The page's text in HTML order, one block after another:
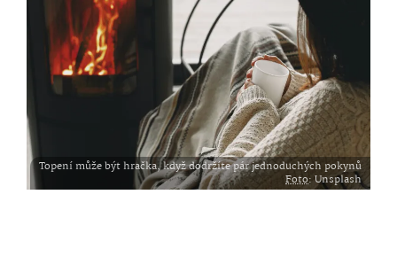
Topení může být hračka, když dodržíte pár jednoduchých pokynů
Foto: Unsplash